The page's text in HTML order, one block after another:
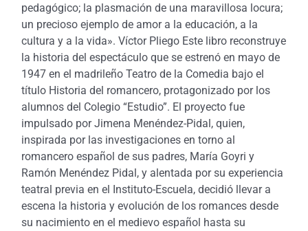
pedagógico; la plasmación de una maravillosa locura;
un precioso ejemplo de amor a la educación, a la
cultura y a la vida». Víctor Pliego Este libro reconstruye
la historia del espectáculo que se estrenó en mayo de
1947 en el madrileño Teatro de la Comedia bajo el
título Historia del romancero, protagonizado por los
alumnos del Colegio “Estudio”. El proyecto fue
impulsado por Jimena Menéndez-Pidal, quien,
inspirada por las investigaciones en torno al
romancero español de sus padres, María Goyri y
Ramón Menéndez Pidal, y alentada por su experiencia
teatral previa en el Instituto-Escuela, decidió llevar a
escena la historia y evolución de los romances desde
su nacimiento en el medievo español hasta su